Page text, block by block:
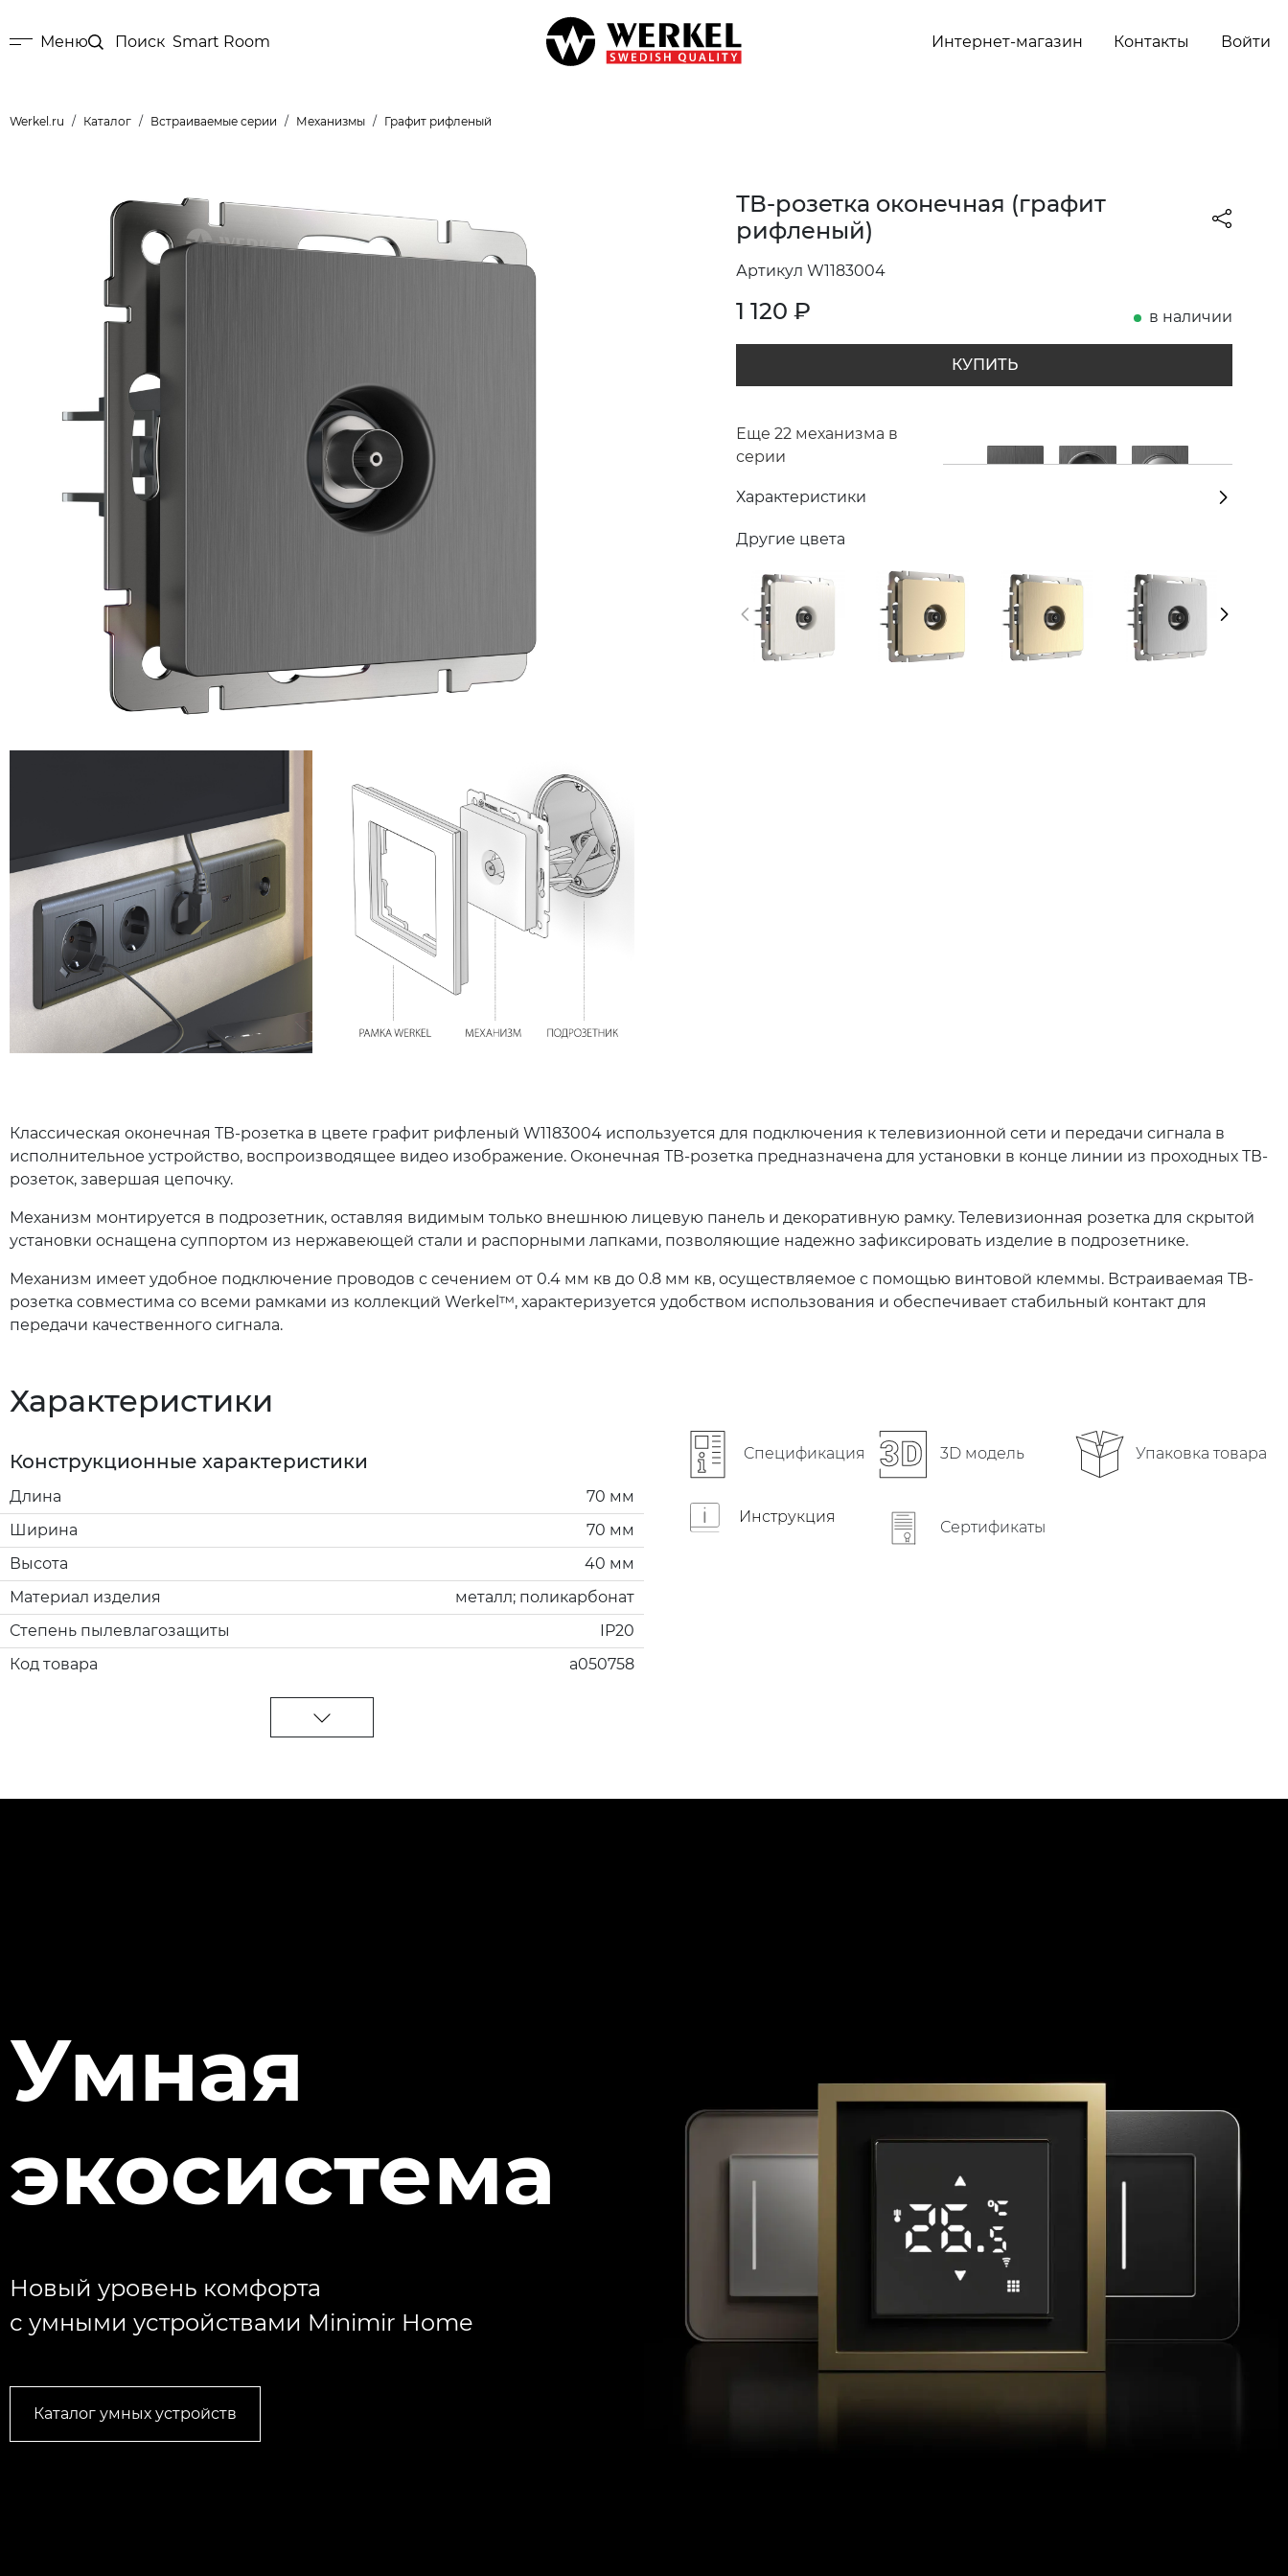
Меню Поиск Smart Room Интернет-магазин Контакты Войти
Werkel.ru Каталог Встраиваемые серии Механизмы Графит рифленый
ТВ-розетка оконечная (графит
рифленый)
Артикул W1183004
1 120 ₽ в наличии
КУПИТЬ
Еще 22 механизма в
серии
Характеристики
Другие цвета
Классическая оконечная ТВ-розетка в цвете графит рифленый W1183004 используется для подключения к телевизионной сети и передачи сигнала в
исполнительное устройство, воспроизводящее видео изображение. Оконечная ТВ-розетка предназначена для установки в конце линии из проходных ТВ-
розеток, завершая цепочку.
Механизм монтируется в подрозетник, оставляя видимым только внешнюю лицевую панель и декоративную рамку. Телевизионная розетка для скрытой
установки оснащена суппортом из нержавеющей стали и распорными лапками, позволяющие надежно зафиксировать изделие в подрозетнике.
Механизм имеет удобное подключение проводов с сечением от 0.4 мм кв до 0.8 мм кв, осуществляемое с помощью винтовой клеммы. Встраиваемая ТВ-
розетка совместима со всеми рамками из коллекций Werkel™, характеризуется удобством использования и обеспечивает стабильный контакт для
передачи качественного сигнала.
Характеристики
Конструкционные характеристики
Длина
70 мм
Ширина
70 мм
Высота
40 мм
Материал изделия
металл; поликарбонат
Степень пылевлагозащиты
IP20
Код товара
a050758
Cпецификация 3D модель Упаковка товара
Инструкция
Сертификаты
Умная
экосистема
Новый уровень комфорта
с умными устройствами Minimir Home
Каталог умных устройств